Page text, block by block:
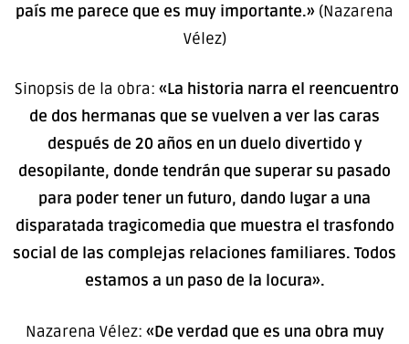
país me parece que es muy importante.» (Nazarena
Vélez)
Sinopsis de la obra: «La historia narra el reencuentro
de dos hermanas que se vuelven a ver las caras
después de 20 años en un duelo divertido y
desopilante, donde tendrán que superar su pasado
para poder tener un futuro, dando lugar a una
disparatada tragicomedia que muestra el trasfondo
social de las complejas relaciones familiares. Todos
estamos a un paso de la locura».
Nazarena Vélez: «De verdad que es una obra muy